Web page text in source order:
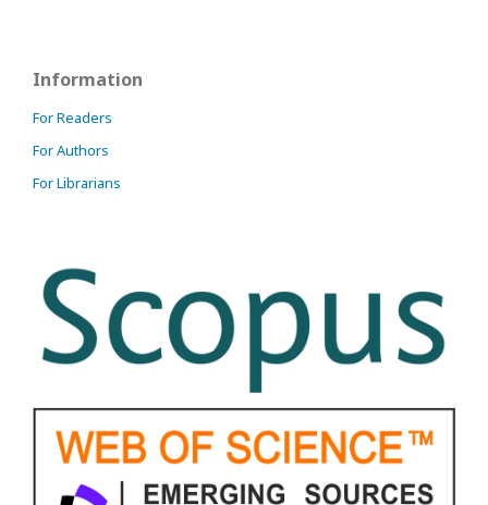
Information
For Readers
For Authors
For Librarians